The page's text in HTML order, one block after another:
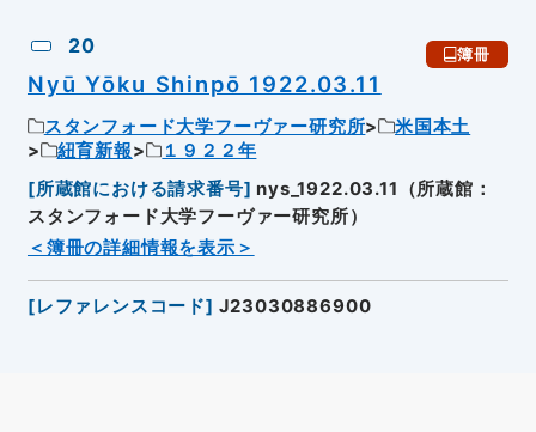
20 簿冊
Nyū Yōku Shinpō 1922.03.11
スタンフォード大学フーヴァー研究所
米国本土
紐育新報
１９２２年
[所蔵館における請求番号] nys_1922.03.11（所蔵館：
スタンフォード大学フーヴァー研究所）
＜簿冊の詳細情報を表示＞
[レファレンスコード] J23030886900